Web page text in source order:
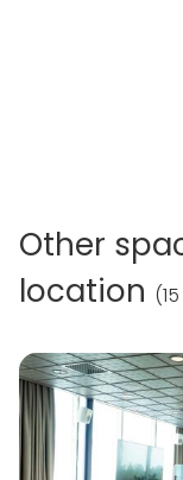
Other
location (